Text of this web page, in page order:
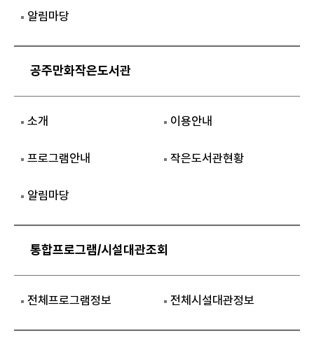
알림마당
공주만화작은도서관
소개 이용안내
프로그램안내 작은도서관현황
알림마당
통합프로그램/시설대관조회
전체프로그램정보 전체시설대관정보